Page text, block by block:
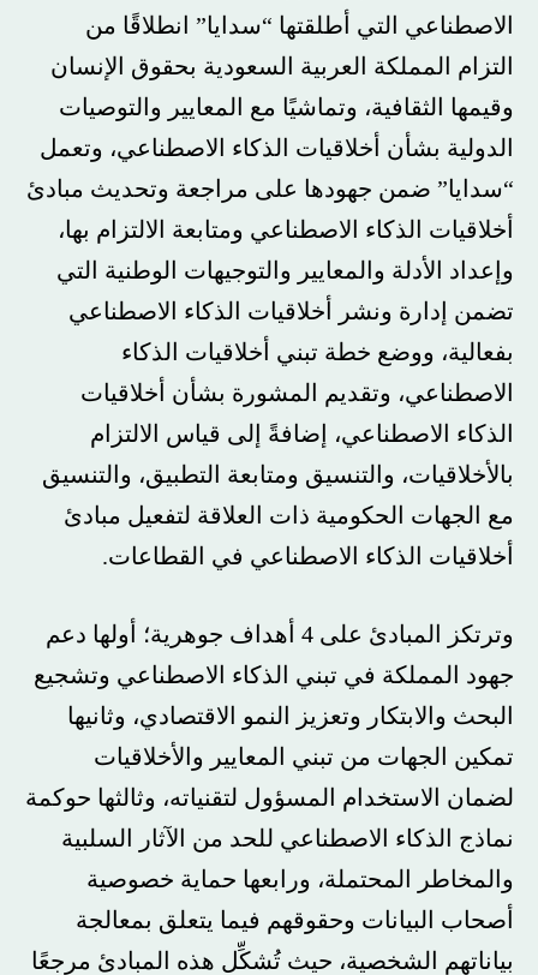
الاصطناعي التي أطلقتها “سدايا” انطلاقًا من
التزام المملكة العربية السعودية بحقوق الإنسان
وقيمها الثقافية، وتماشيًا مع المعايير والتوصيات
الدولية بشأن أخلاقيات الذكاء الاصطناعي، وتعمل
“سدايا” ضمن جهودها على مراجعة وتحديث مبادئ
أخلاقيات الذكاء الاصطناعي ومتابعة الالتزام بها،
وإعداد الأدلة والمعايير والتوجيهات الوطنية التي
تضمن إدارة ونشر أخلاقيات الذكاء الاصطناعي
بفعالية، ووضع خطة تبني أخلاقيات الذكاء
الاصطناعي، وتقديم المشورة بشأن أخلاقيات
الذكاء الاصطناعي، إضافةً إلى قياس الالتزام
بالأخلاقيات، والتنسيق ومتابعة التطبيق، والتنسيق
مع الجهات الحكومية ذات العلاقة لتفعيل مبادئ
أخلاقيات الذكاء الاصطناعي في القطاعات.
وترتكز المبادئ على 4 أهداف جوهرية؛ أولها دعم
جهود المملكة في تبني الذكاء الاصطناعي وتشجيع
البحث والابتكار وتعزيز النمو الاقتصادي، وثانيها
تمكين الجهات من تبني المعايير والأخلاقيات
لضمان الاستخدام المسؤول لتقنياته، وثالثها حوكمة
نماذج الذكاء الاصطناعي للحد من الآثار السلبية
والمخاطر المحتملة، ورابعها حماية خصوصية
أصحاب البيانات وحقوقهم فيما يتعلق بمعالجة
بياناتهم الشخصية، حيث تُشكِّل هذه المبادئ مرجعًا